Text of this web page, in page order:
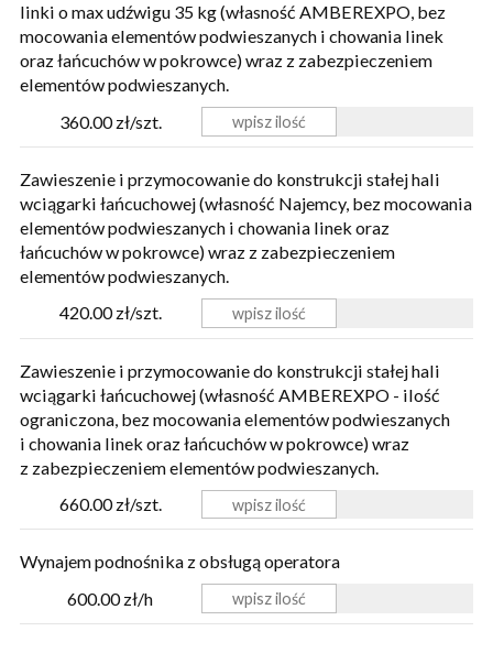
linki o max udźwigu 35 kg (własność AMBEREXPO, bez
mocowania elementów podwieszanych i chowania linek
oraz łańcuchów w pokrowce) wraz z zabezpieczeniem
elementów podwieszanych.
360.00 zł/szt.
Zawieszenie i przymocowanie do konstrukcji stałej hali
wciągarki łańcuchowej (własność Najemcy, bez mocowania
elementów podwieszanych i chowania linek oraz
łańcuchów w pokrowce) wraz z zabezpieczeniem
elementów podwieszanych.
420.00 zł/szt.
Zawieszenie i przymocowanie do konstrukcji stałej hali
wciągarki łańcuchowej (własność AMBEREXPO - ilość
ograniczona, bez mocowania elementów podwieszanych
i chowania linek oraz łańcuchów w pokrowce) wraz
z zabezpieczeniem elementów podwieszanych.
660.00 zł/szt.
Wynajem podnośnika z obsługą operatora
600.00 zł/h